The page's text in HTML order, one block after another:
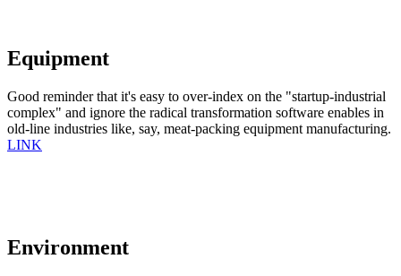
Equipment
Good reminder that it's easy to over-index on the "startup-industrial
complex" and ignore the radical transformation software enables in
old-line industries like, say, meat-packing equipment manufacturing.
LINK
Environment